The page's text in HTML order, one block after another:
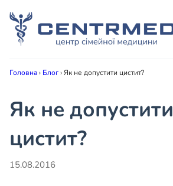
Головна› Блог›Як не допустити цистит?
Як не допустити
цистит?
15.08.2016